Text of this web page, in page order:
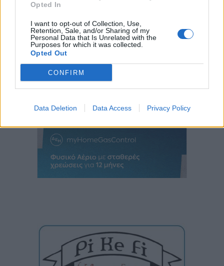
Opted In
I want to opt-out of Collection, Use,
Retention, Sale, and/or Sharing of my
Personal Data that Is Unrelated with the
Purposes for which it was collected.
Opted Out
CONFIRM
Data Deletion Data Access Privacy Policy